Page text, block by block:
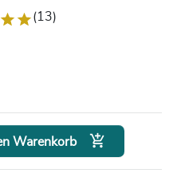
(13)
Warenkorb 